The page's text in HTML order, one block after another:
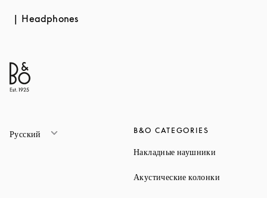
Headphones
Русский B&O CATEGORIES
Накладные наушники
Акустические колонки